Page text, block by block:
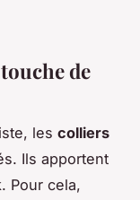
de
les colliers
Ils apportent
Pour cela,